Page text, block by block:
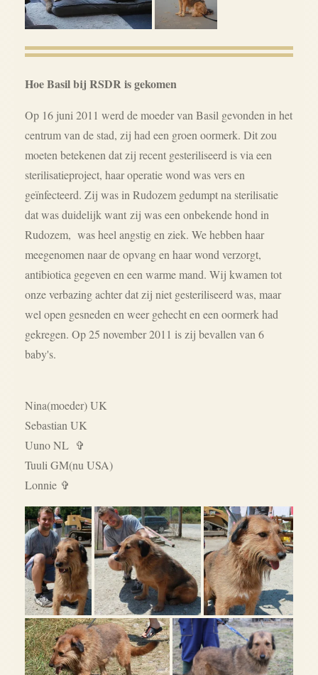
Hoe Basil bij RSDR is gekomen
Op 16 juni 2011 werd de moeder van Basil gevonden in het
centrum van de stad, zij had een groen oormerk. Dit zou
moeten betekenen dat zij recent gesteriliseerd is via een
sterilisatieproject, haar operatie wond was vers en
geïnfecteerd. Zij was in Rudozem gedumpt na sterilisatie
dat was duidelijk want zij was een onbekende hond in
Rudozem, was heel angstig en ziek. We hebben haar
meegenomen naar de opvang en haar wond verzorgt,
antibiotica gegeven en een warme mand. Wij kwamen tot
onze verbazing achter dat zij niet gesteriliseerd was, maar
wel open gesneden en weer gehecht en een oormerk had
gekregen. Op 25 november 2011 is zij bevallen van 6
baby's.
Nina(moeder) UK
Sebastian UK
Uuno NL ✞
Tuuli GM(nu USA)
Lonnie ✞